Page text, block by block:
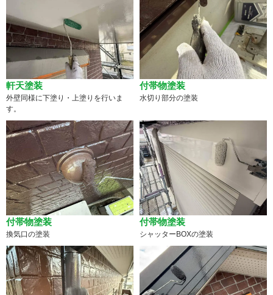
軒天塗装
外壁同様に下塗り・上塗りを行いま
す。
付帯物塗装
水切り部分の塗装
付帯物塗装
換気口の塗装
付帯物塗装
シャッターBOXの塗装